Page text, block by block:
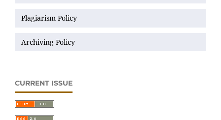
Plagiarism Policy
Archiving Policy
CURRENT ISSUE